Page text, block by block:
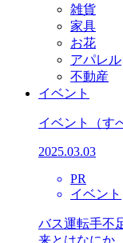
雑貨
家具
お花
アパレル
不動産
イベント
イベント （す
2025.03.03
PR
イベント
バス運転手不
来とはなにか